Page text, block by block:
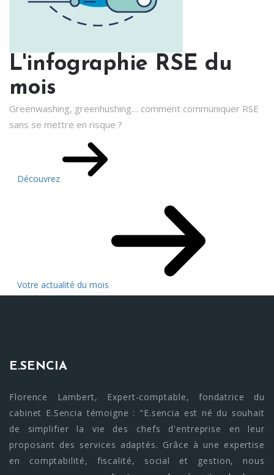
L'infographie RSE du
mois
Greenwashing, greenhushing… comment communiquer RSE
sans se mettre en risque ?
Découvrez
Votre actualité du mois
E.SENCIA
Florence Lambert, Expert-comptable, fondatrice du
cabinet E.Sencia témoigne : "E.sencia est né du souhait
de simplifier la vie des chefs d'entreprise en leur
proposant des services adaptés. Grâce à une expertise
en comptabilité, fiscalité, social et gestion, nous